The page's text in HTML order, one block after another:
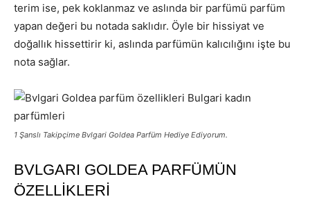
terim ise, pek koklanmaz ve aslında bir parfümü parfüm
yapan değeri bu notada saklıdır. Öyle bir hissiyat ve
doğallık hissettirir ki, aslında parfümün kalıcılığını işte bu
nota sağlar.
1 Şanslı Takipçime Bvlgari Goldea Parfüm Hediye Ediyorum.
BVLGARI GOLDEA PARFÜMÜN
ÖZELLİKLERİ